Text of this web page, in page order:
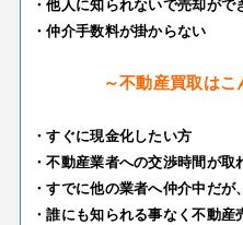
・仲介手数料が掛からない
～不動産買取は
・すぐに現金化したい方
・不動産業者への交渉時間が取
・すでに他の業者へ仲介中だ
・誰にも知られる事なく不動